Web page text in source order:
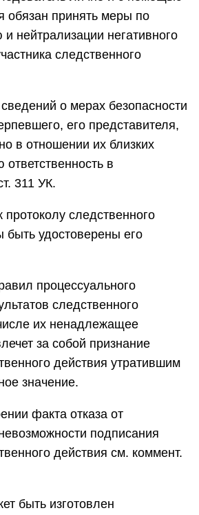
обязан принять меры по
нейтрализации негативного
следственного
о мерах безопасности
его представителя,
в отношении их близких
ответственность в
311 УК.
следственного
удостоверены его
процессуального
следственного
их ненадлежащее
за собой признание
действия утратившим
значение.
факта отказа от
подписания
действия см. коммент.
быть изготовлен